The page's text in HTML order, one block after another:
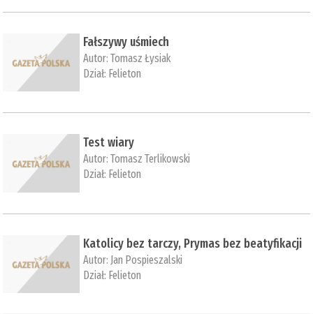
Fałszywy uśmiech
Autor:Tomasz Łysiak
Dział: Felieton
Test wiary
Autor:Tomasz Terlikowski
Dział: Felieton
Katolicy bez tarczy, Prymas bez beatyfikacji
Autor: Jan Pospieszalski
Dział: Felieton